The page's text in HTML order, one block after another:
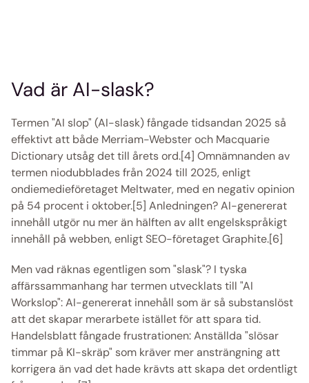
Vad är AI-slask?
Termen "AI slop" (AI-slask) fångade tidsandan 2025 så
effektivt att både Merriam-Webster och Macquarie
Dictionary utsåg det till årets ord.[4] Omnämnanden av
termen niodubblades från 2024 till 2025, enligt
ondiemedieföretaget Meltwater, med en negativ opinion
på 54 procent i oktober.[5] Anledningen? AI-genererat
innehåll utgör nu mer än hälften av allt engelskspråkigt
innehåll på webben, enligt SEO-företaget Graphite.[6]
Men vad räknas egentligen som "slask"? I tyska
affärssammanhang har termen utvecklats till "AI
Workslop": AI-genererat innehåll som är så substanslöst
att det skapar merarbete istället för att spara tid.
Handelsblatt fångade frustrationen: Anställda "slösar
timmar på KI-skräp" som kräver mer ansträngning att
korrigera än vad det hade krävts att skapa det ordentligt